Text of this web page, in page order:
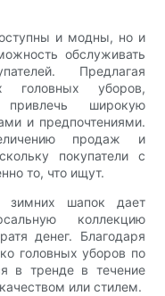
и модны, но и
обслуживать
Предлагая
головных уборов,
широкую
и предпочтениями.
продаж и
покупатели с
то, что ищут.
зимних шапок дает
коллекцию
денег. Благодаря
головных уборов по
в тренде в течение
или стилем.